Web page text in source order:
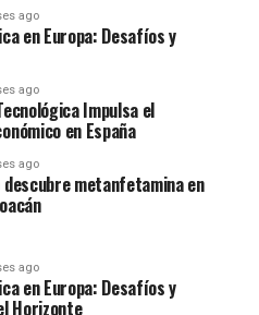
Industria, Comercio y
de 20 millones de turistas
año, un incremento del
mismo período del año
sido un
nuestra
continúe
ago
en Europa: Desafíos y
ago
Impulsa el
en España
ago
descubre metanfetamina en
ago
en Europa: Desafíos y
Horizonte